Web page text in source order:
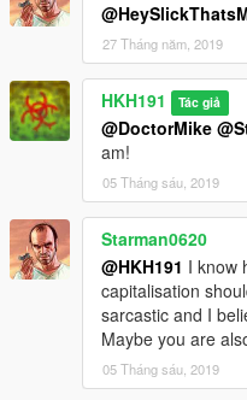
27 Tháng năm, 2019
HKH191 Tác giả
@DoctorMike
am!
05 Tháng sáu, 2019
Starman0620
@HKH191 I know
capitalisation
sarcastic and I
Maybe you are
05 Tháng sáu, 2019